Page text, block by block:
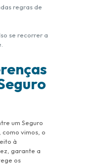
regras de
se recorrer a
um Seguro
como vimos, o
à
garante a
os